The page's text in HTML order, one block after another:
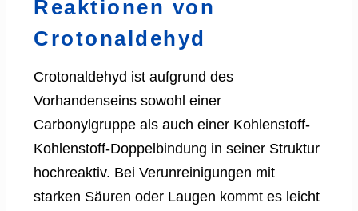
Reaktionen von
Crotonaldehyd
Crotonaldehyd ist aufgrund des
Vorhandenseins sowohl einer
Carbonylgruppe als auch einer Kohlenstoff-
Kohlenstoff-Doppelbindung in seiner Struktur
hochreaktiv. Bei Verunreinigungen mit
starken Säuren oder Laugen kommt es leicht